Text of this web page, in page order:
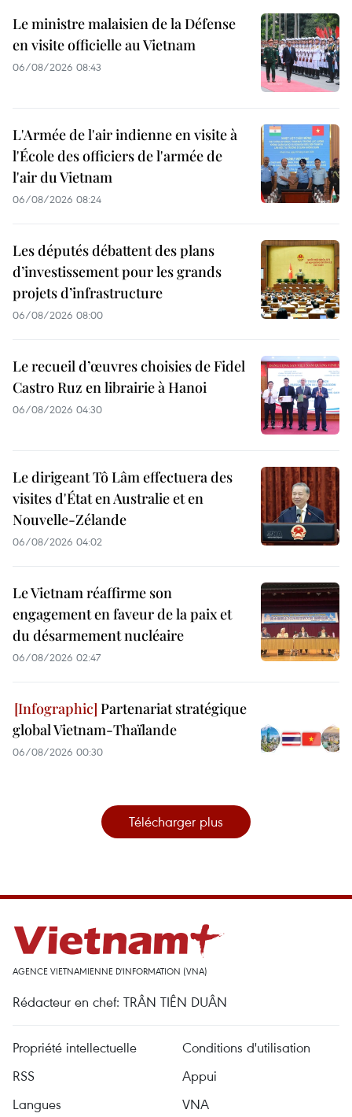
Le ministre malaisien de la Défense
en visite officielle au Vietnam
06/08/2026 08:43
L'Armée de l'air indienne en visite à
l'École des officiers de l'armée de
l'air du Vietnam
06/08/2026 08:24
Les députés débattent des plans
d’investissement pour les grands
projets d’infrastructure
06/08/2026 08:00
Le recueil d’œuvres choisies de Fidel
Castro Ruz en librairie à Hanoi
06/08/2026 04:30
Le dirigeant Tô Lâm effectuera des
visites d'État en Australie et en
Nouvelle-Zélande
06/08/2026 04:02
Le Vietnam réaffirme son
engagement en faveur de la paix et
du désarmement nucléaire
06/08/2026 02:47
Partenariat stratégique
global Vietnam-Thaïlande
06/08/2026 00:30
Télécharger plus
AGENCE VIETNAMIENNE D'INFORMATION (VNA)
Rédacteur en chef: TRÂN TIÊN DUÂN
Propriété intellectuelle
Conditions d'utilisation
RSS
Appui
Langues
VNA